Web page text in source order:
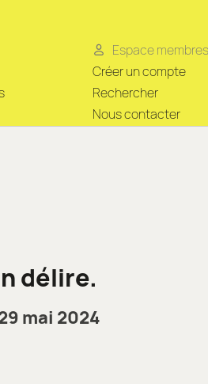
Espace membres
Créer un compte
Rechercher
Nous contacter
délire.
mai 2024